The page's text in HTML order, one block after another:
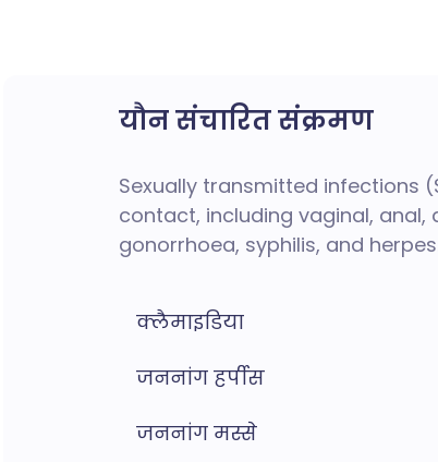
यौन संचारित संक्रमण
Sexually transmitted infections
contact, including vaginal, anal,
gonorrhoea, syphilis, and
क्लैमाइडिया
जननांग हर्पीस
जननांग मस्से